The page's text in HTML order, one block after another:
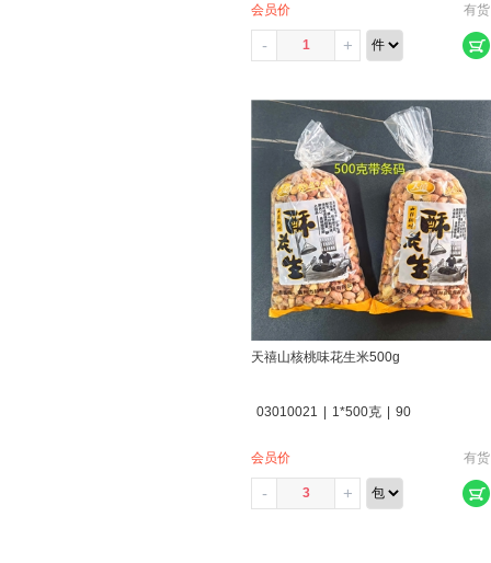
会员价 有货
- +
天禧山核桃味花生米500g
03010021 | 1*500克 | 90
会员价 有货
- +